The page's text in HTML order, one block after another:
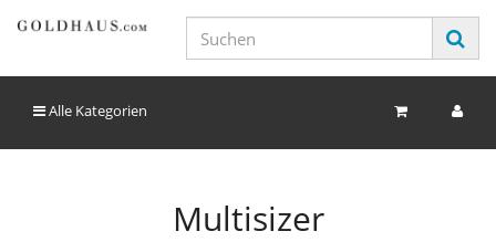
Alle Kategorien
Multisizer